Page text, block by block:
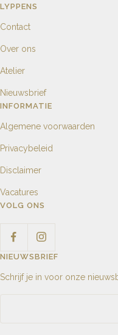
LYPPENS
Contact
Over ons
Atelier
Nieuwsbrief
INFORMATIE
Algemene voorwaarden
Privacybeleid
Disclaimer
Vacatures
VOLG ONS
NIEUWSBRIEF
Schrijf je in voor onze